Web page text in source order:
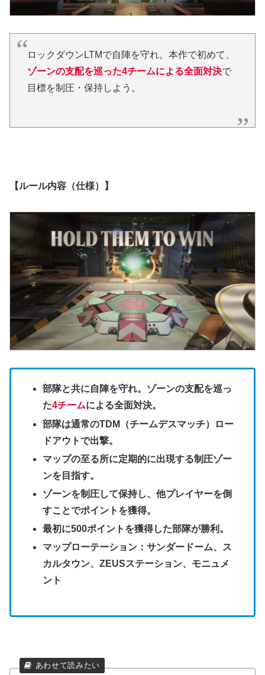
ロックダウンLTMで自陣を守れ。本作で初めて、
ゾーンの支配を巡った4チームによる全面対決で
目標を制圧・保持しよう。
【ルール内容（仕様）】
部隊と共に自陣を守れ。ゾーンの支配を巡っ
た4チームによる全面対決。
部隊は通常のTDM（チームデスマッチ）ロー
ドアウトで出撃。
マップの至る所に定期的に出現する制圧ゾー
ンを目指す。
ゾーンを制圧して保持し、他プレイヤーを倒
すことでポイントを獲得。
最初に500ポイントを獲得した部隊が勝利。
マップローテーション：サンダードーム、ス
カルタウン、ZEUSステーション、モニュメ
ント